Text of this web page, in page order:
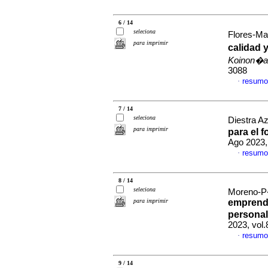
6 / 14
seleciona
para imprimir
Flores-
calidad
Koinon�a
3088
·
7 / 14
seleciona
para imprimir
Diestra
para el
Ago
·
8 / 14
seleciona
para imprimir
Moreno-
2023,
·
9 / 14